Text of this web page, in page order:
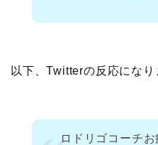
以下、Twitterの反応になり
ロドリゴコーチお